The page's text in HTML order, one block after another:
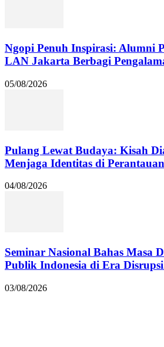
Ngopi Penuh Inspirasi: Alumni
LAN Jakarta Berbagi
05/08/2026
Pulang Lewat Budaya: Kisah
Menjaga Identitas di Perantauan
04/08/2026
Seminar Nasional Bahas Masa
Publik Indonesia di Era
03/08/2026